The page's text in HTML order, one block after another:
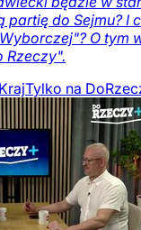
do Sejmu? I
O tym
Rzeczy".
KrajTylko na